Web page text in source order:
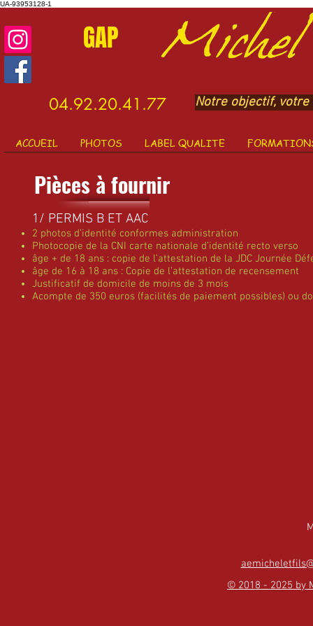
UA-93953128-1
GAP
​04.92.20.41.77 Notre objectif,
ACCUEIL PHOTOS LABEL QUALITE
Pièces à fournir
1/ PERMIS B ET AAC
2 photos d’identité conformes administration
Photocopie de la CNI carte nationale d’identité recto verso
âge + de 18 ans : copie de l’attestation de la JDC Journée
âge de 16 à 18 ans : Copie de l’attestation de recensement
Justificatif de domicile de moins de 3 mois
Acompte de 350 euros (facilités de paiement possibles) ou
© 2018 - 2025 by